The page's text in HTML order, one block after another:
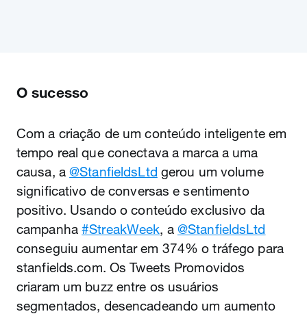
O sucesso
Com a criação de um conteúdo inteligente em
tempo real que conectava a marca a uma
causa, a@StanfieldsLtd gerou um volume
significativo de conversas e sentimento
positivo. Usando o conteúdo exclusivo da
campanha#StreakWeek, a @StanfieldsLtd
conseguiu aumentar em 374% o tráfego para
stanfields.com. Os Tweets Promovidos
criaram um buzz entre os usuários
segmentados, desencadeando um aumento